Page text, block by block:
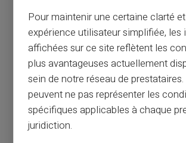
Voyages et réservations en
éviter les fausses agences et
Pour maintenir une certaine clarté
expérience utilisateur simplifiée, les
affichées sur ce site reflètent les
plus avantageuses actuellement
sein de notre réseau de prestataires.
peuvent ne pas représenter les
spécifiques applicables à chaque
juridiction.